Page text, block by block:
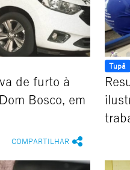
de furto à
Bosco, em
COMPARTILHAR
Tupã